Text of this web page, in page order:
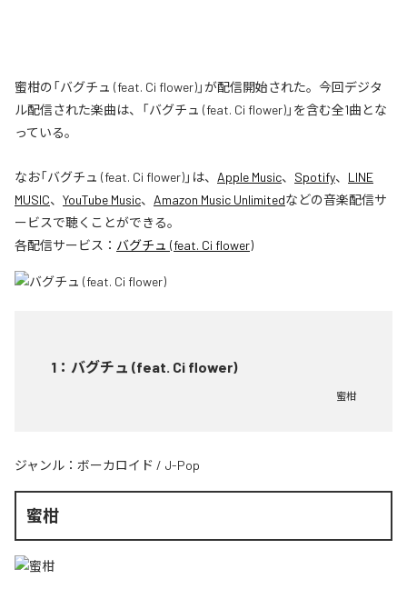
蜜柑の「バグチュ (feat. Ci flower)」が配信開始された。今回デジタ
ル配信された楽曲は、「バグチュ (feat. Ci flower)」を含む全1曲とな
っている。
なお「バグチュ (feat. Ci flower)」は、 Apple Music、 Spotify、 LINE
MUSIC、 YouTube Music、 Amazon Music Unlimitedなどの音楽配信サ
ービスで聴くことができる。
各配信サービス： バグチュ (feat. Ci flower)
1 ： バグチュ (feat. Ci flower)
蜜柑
ジャンル： ボーカロイド / J-Pop
蜜柑